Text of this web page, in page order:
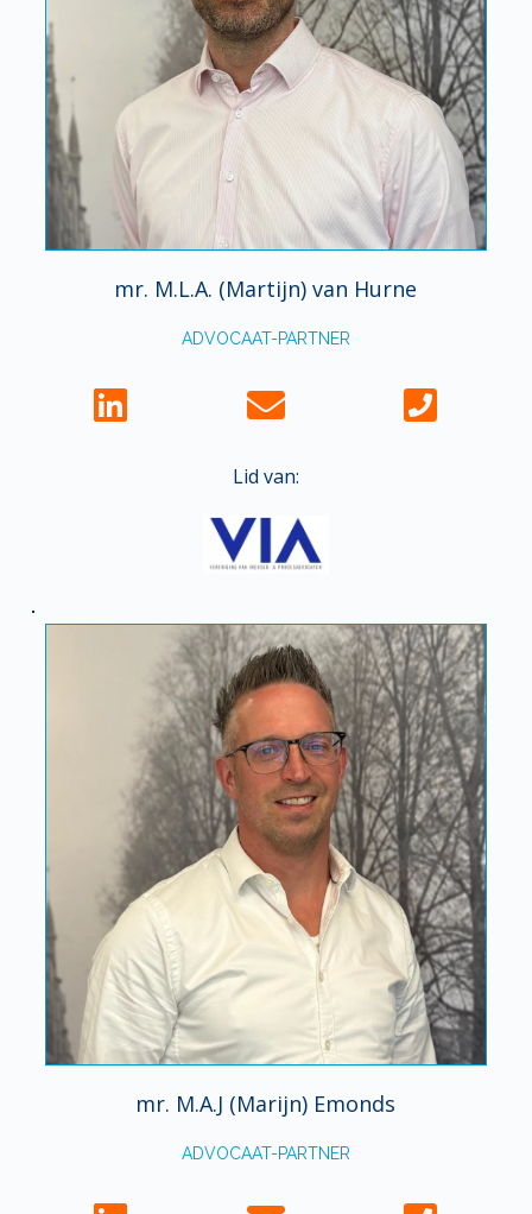
mr. M.L.A. (Martijn) van Hurne
ADVOCAAT-PARTNER
Lid van:
mr. M.A.J (Marijn) Emonds
ADVOCAAT-PARTNER